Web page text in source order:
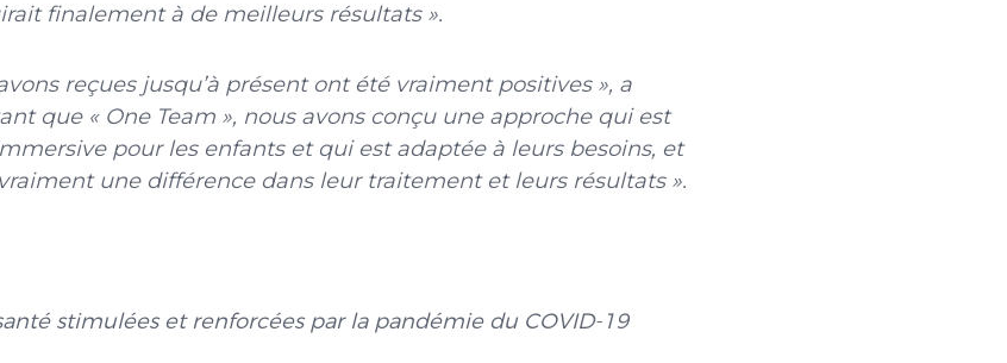
finalement à de meilleurs résultats ».
reçues jusqu’à présent ont été vraiment positives », a
que « One Team », nous avons conçu une approche qui est
pour les enfants et qui est adaptée à leurs besoins, et
une différence dans leur traitement et leurs résultats ».
stimulées et renforcées par la pandémie du COVID-19